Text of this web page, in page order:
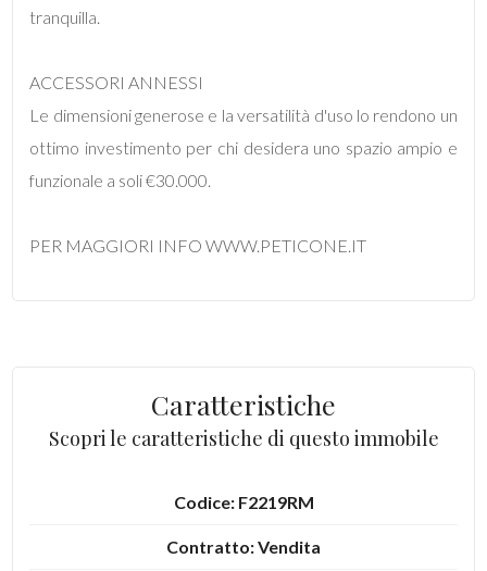
tranquilla.
ACCESSORI ANNESSI
Le dimensioni generose e la versatilità d'uso lo rendono un
ottimo investimento per chi desidera uno spazio ampio e
funzionale a soli €30.000.
PER MAGGIORI INFO WWW.PETICONE.IT
Caratteristiche
Scopri le caratteristiche di questo immobile
Codice: F2219RM
Contratto: Vendita
2
3
4
Qualsiasi